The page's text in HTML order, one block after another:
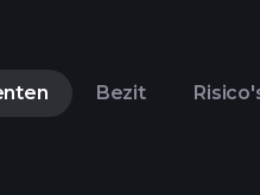
Bezit